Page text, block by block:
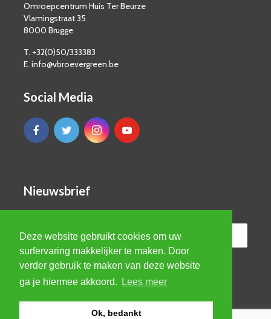
Deze website gebruikt cookies om uw
surfervaring makkelijker te maken. Door
verder gebruik te maken van deze website
ga je hiermee akkoord.
Lees meer
Ok, bedankt
Omroepcentrum Huis Ter Beurze
Vlamingstraat 35
8000 Brugge
T. +32(0)50/333383
E. info@vbroevergreen.be
Social Media
Nieuwsbrief